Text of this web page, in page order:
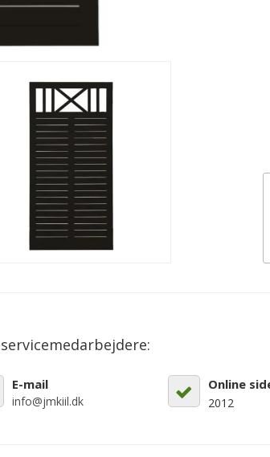
E-mail
info@jmkiil.dk
Online
2012